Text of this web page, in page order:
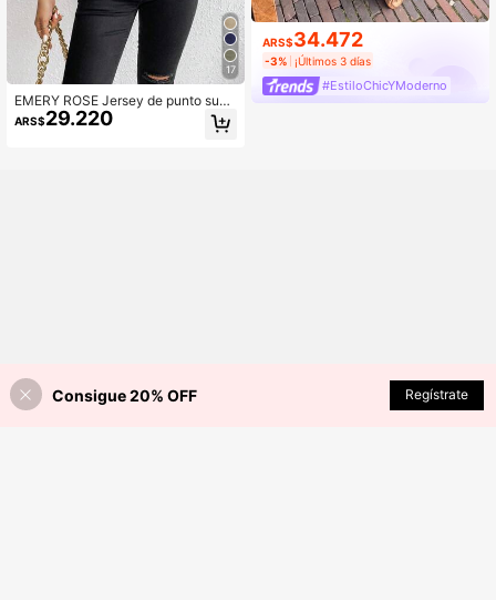
17
EMERY ROSE Jersey de punto suav
e de cuello en V blanco, jersey de m
anga larga, otoño/invierno
ARS$29.220
ARS$34.472
-3% ¡Últimos 3 días
#EstiloChicYModerno
¡37% DE DESCUENTO! AÑADIR A LA BOLSA
Consigue 20% OFF Regístrate